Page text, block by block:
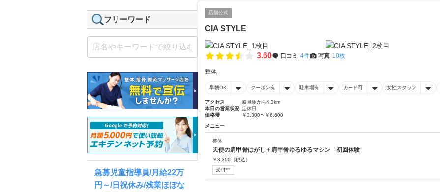
店舗公式
CIA STYLE
3.60 口コミ 4件 写真 10枚
整体
早朝OK クーポン有 駐車場有 カード可 女性スタッフ
アクセス
岐阜駅から4.3km
本日の営業状況 定休日
価格帯
￥3,300〜￥6,600
メニュー
整体
天使の肩甲骨はがし＋肩甲骨ゆるゆるマシン 初回体験
￥3,300 （税込）
受付中
フリーワード
急募児童指導員/月給22万
円～/日祝休み/残業ほぼな